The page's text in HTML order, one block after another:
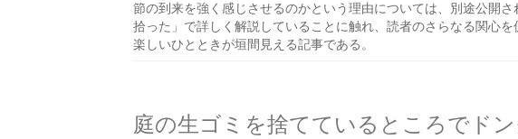
節の到来を強く感じさせるのかという理由については、別途公開
拾った」で詳しく解説していることに触れ、読者のさらなる関心
楽しいひとときが垣間見える記事である。
庭の生ゴミを捨てているところでドン